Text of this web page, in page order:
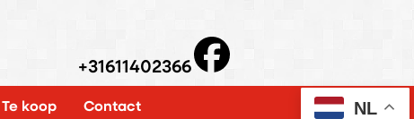
+31611402366
Te koop Contact NL